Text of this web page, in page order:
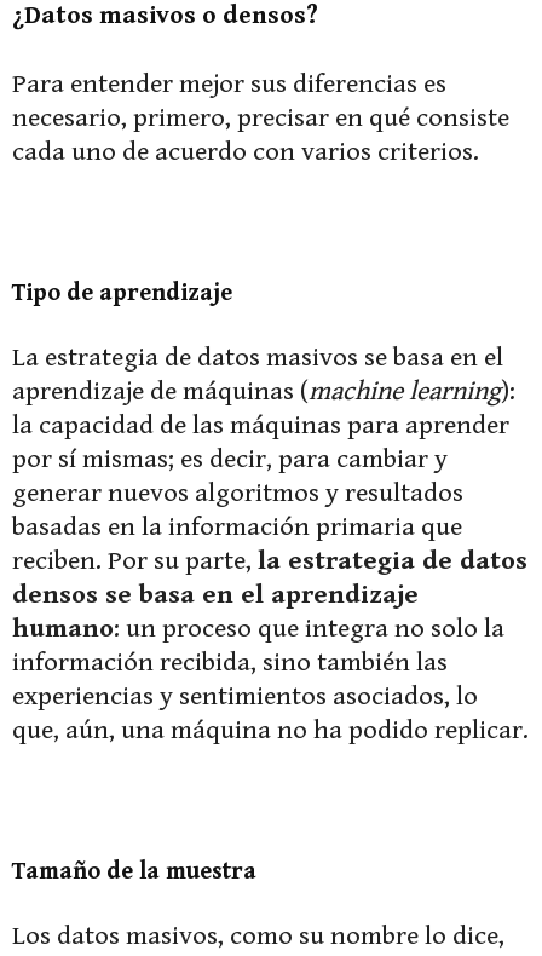
¿Datos masivos o densos?
Para entender mejor sus diferencias es
necesario, primero, precisar en qué consiste
cada uno de acuerdo con varios criterios.
Tipo de aprendizaje
La estrategia de datos masivos se basa en el
aprendizaje de máquinas (machine learning):
la capacidad de las máquinas para aprender
por sí mismas; es decir, para cambiar y
generar nuevos algoritmos y resultados
basadas en la información primaria que
reciben. Por su parte, la estrategia de datos
densos se basa en el aprendizaje
humano: un proceso que integra no solo la
información recibida, sino también las
experiencias y sentimientos asociados, lo
que, aún, una máquina no ha podido replicar.
Tamaño de la muestra
Los datos masivos, como su nombre lo dice,